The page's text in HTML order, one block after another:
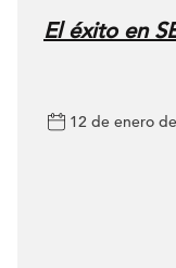
El éxito en
12 de enero